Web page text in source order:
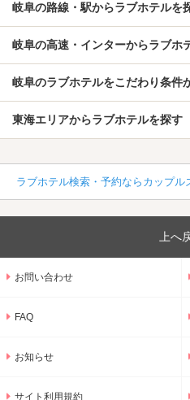
岐阜の路線・駅からラブホテルを
岐阜の高速・インターからラブホ
岐阜のラブホテルをこだわり条件
東海エリアからラブホテルを探す
ラブホテル検索・予約ならカップル
上へ
お問い合わせ
FAQ
お知らせ
サイト利用規約